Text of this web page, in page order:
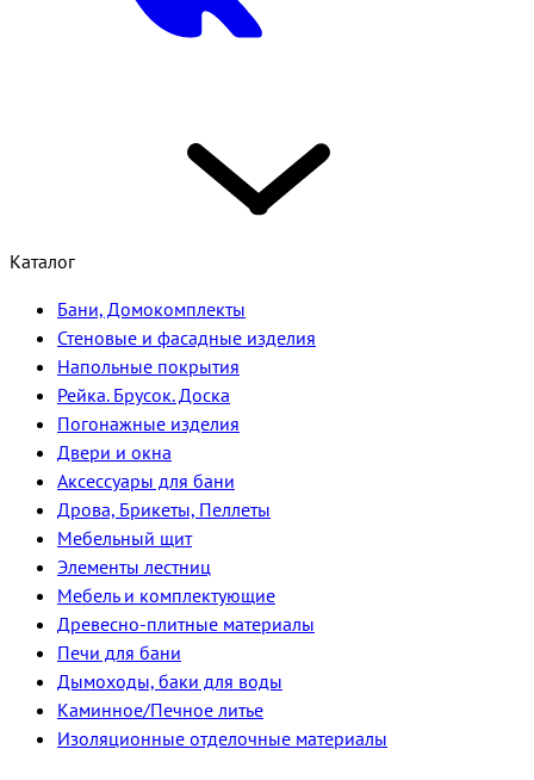
Каталог
Бани, Домокомплекты
Стеновые и фасадные изделия
Напольные покрытия
Рейка. Брусок. Доска
Погонажные изделия
Двери и окна
Аксессуары для бани
Дрова, Брикеты, Пеллеты
Мебельный щит
Элементы лестниц
Мебель и комплектующие
Древесно-плитные материалы
Печи для бани
Дымоходы, баки для воды
Каминное/Печное литье
Изоляционные отделочные материалы